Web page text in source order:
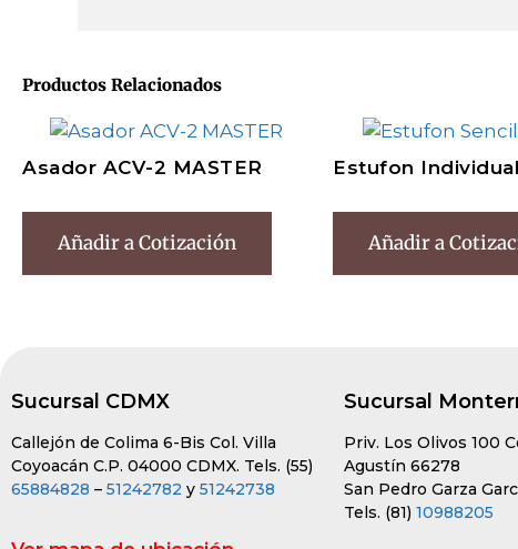
Productos Relacionados
Asador ACV-2 MASTER
Añadir a Cotización
Estufon Individual
Añadir a
Sucursal CDMX
Callejón de Colima 6-Bis Col. Villa
Coyoacán C.P. 04000 CDMX. Tels. (55)
65884828 – 51242782 y 51242738
Sucursal
Priv. Los Olivos 100
Agustín 66278
San Pedro Garza
Tels. (81) 10988205